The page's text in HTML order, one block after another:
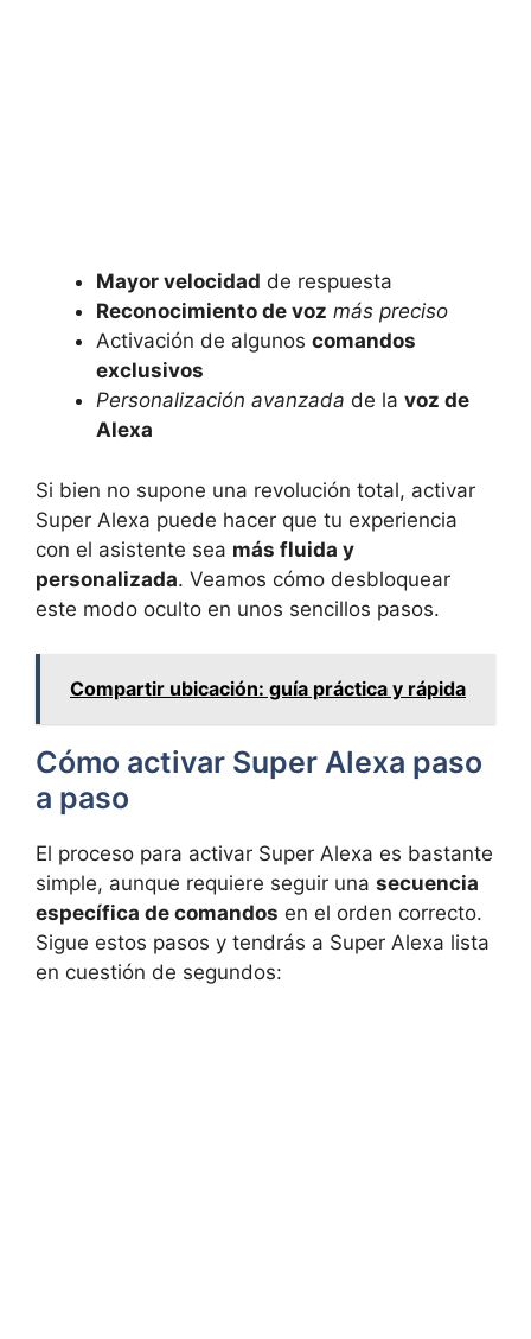
Mayor velocidad de respuesta
Reconocimiento de voz más preciso
Activación de algunos comandos
exclusivos
Personalización avanzada de la voz de
Alexa
Si bien no supone una revolución total, activar
Super Alexa puede hacer que tu experiencia
con el asistente sea más fluida y
personalizada. Veamos cómo desbloquear
este modo oculto en unos sencillos pasos.
Compartir ubicación: guía práctica y rápida
Cómo activar Super Alexa paso
a paso
El proceso para activar Super Alexa es bastante
simple, aunque requiere seguir una secuencia
específica de comandos en el orden correcto.
Sigue estos pasos y tendrás a Super Alexa lista
en cuestión de segundos: